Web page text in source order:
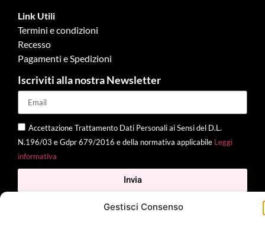
Gestisci Consenso
Link Utili
Termini e condizioni
Recesso
Pagamenti e Spedizioni
Iscriviti alla nostra Newsletter
Accettazione Trattamento Dati Personali ai Sensi del D.L.
N.196/03 e Gdpr 679/2016 e della normativa applicabile Leggi
informativa
Invia